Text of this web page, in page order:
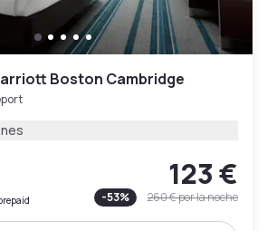
Boston Cambridge
123 €
-53% 260 €por la noche